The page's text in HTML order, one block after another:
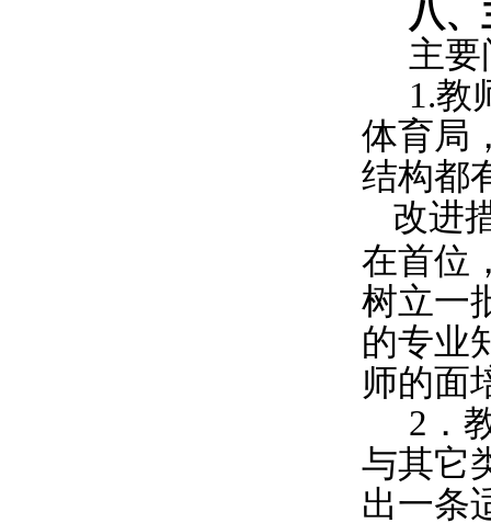
八
主
1.教
体育局
结构都
改进
在首位
树立一
的专业
师的面
2 ．
与其它
出一条